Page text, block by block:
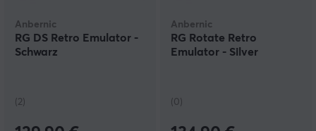
Anbernic
RG DS Retro Emulator -
Schwarz
(2)
Anbernic
RG Rotate Retro
Emulator - Silver
(0)